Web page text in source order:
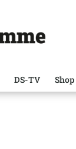
DS-TV Shop